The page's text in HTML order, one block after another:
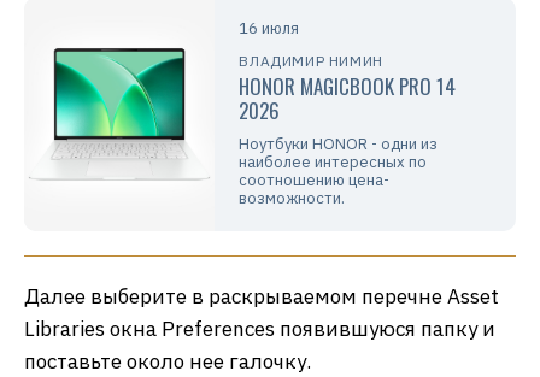
16 июля
ВЛАДИМИР НИМИН
HONOR MAGICBOOK PRO 14
2026
Ноутбуки HONOR - одни из
наиболее интересных по
соотношению цена-
возможности.
Далее выберите в раскрываемом перечне Asset
Libraries окна Preferences появившуюся папку и
поставьте около нее галочку.